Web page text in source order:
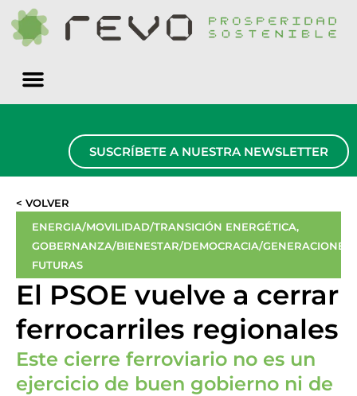
SUSCRÍBETE A NUESTRA NEWSLETTER
< VOLVER
ENERGIA/MOVILIDAD/TRANSICIÓN ENERGÉTICA,
GOBERNANZA/BIENESTAR/DEMOCRACIA/GENERACIONES
FUTURAS
El PSOE vuelve a cerrar
ferrocarriles regionales
Este cierre ferroviario no es un
ejercicio de buen gobierno ni de